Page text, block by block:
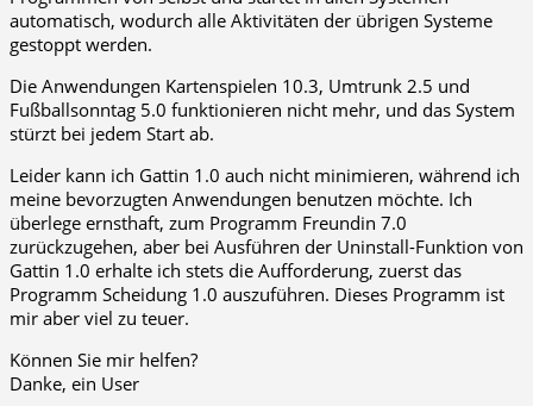
automatisch, wodurch alle Aktivitäten der übrigen Systeme
gestoppt werden.
Die Anwendungen Kartenspielen 10.3, Umtrunk 2.5 und
Fußballsonntag 5.0 funktionieren nicht mehr, und das System
stürzt bei jedem Start ab.
Leider kann ich Gattin 1.0 auch nicht minimieren, während ich
meine bevorzugten Anwendungen benutzen möchte. Ich
überlege ernsthaft, zum Programm Freundin 7.0
zurückzugehen, aber bei Ausführen der Uninstall-Funktion von
Gattin 1.0 erhalte ich stets die Aufforderung, zuerst das
Programm Scheidung 1.0 auszuführen. Dieses Programm ist
mir aber viel zu teuer.
Können Sie mir helfen?
Danke, ein User